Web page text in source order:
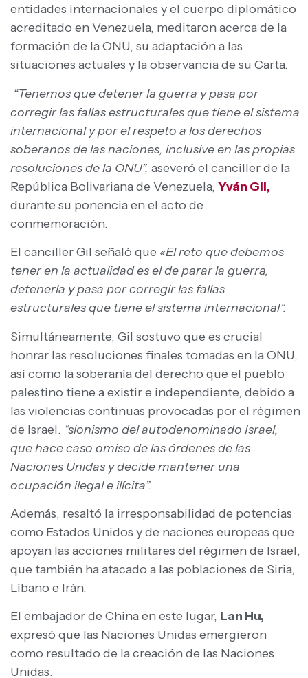
entidades internacionales y el cuerpo diplomático
acreditado en Venezuela, meditaron acerca de la
formación de la ONU, su adaptación a las
situaciones actuales y la observancia de su Carta.
“Tenemos que detener la guerra y pasa por
corregir las fallas estructurales que tiene el sistema
internacional y por el respeto a los derechos
soberanos de las naciones, inclusive en las propias
resoluciones de la ONU”, aseveró el canciller de la
República Bolivariana de Venezuela, Yván Gil,
durante su ponencia en el acto de
conmemoración.
El canciller Gil señaló que «El reto que debemos
tener en la actualidad es el de parar la guerra,
detenerla y pasa por corregir las fallas
estructurales que tiene el sistema internacional”.
Simultáneamente, Gil sostuvo que es crucial
honrar las resoluciones finales tomadas en la ONU,
así como la soberanía del derecho que el pueblo
palestino tiene a existir e independiente, debido a
las violencias continuas provocadas por el régimen
de Israel. “sionismo del autodenominado Israel,
que hace caso omiso de las órdenes de las
Naciones Unidas y decide mantener una
ocupación ilegal e ilícita”.
Además, resaltó la irresponsabilidad de potencias
como Estados Unidos y de naciones europeas que
apoyan las acciones militares del régimen de Israel,
que también ha atacado a las poblaciones de Siria,
Líbano e Irán.
El embajador de China en este lugar, Lan Hu,
expresó que las Naciones Unidas emergieron
como resultado de la creación de las Naciones
Unidas.